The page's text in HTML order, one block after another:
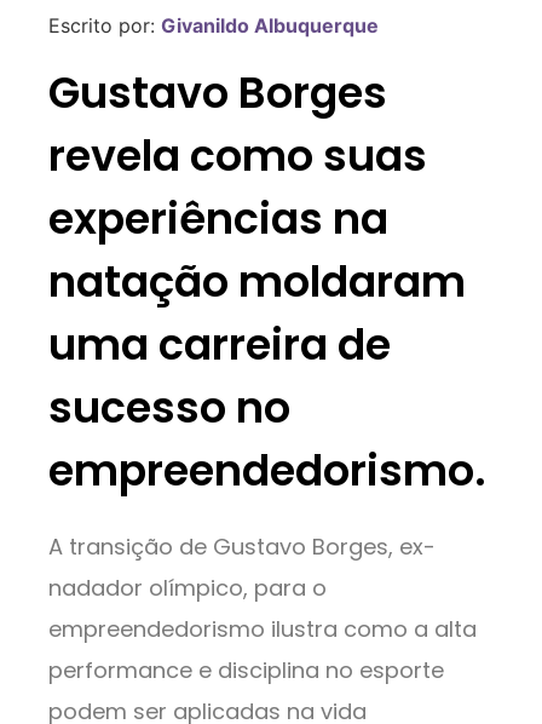
Escrito por: Givanildo Albuquerque
Gustavo Borges
revela como suas
experiências na
natação moldaram
uma carreira de
sucesso no
empreendedorismo.
A transição de Gustavo Borges, ex-
nadador olímpico, para o
empreendedorismo ilustra como a alta
performance e disciplina no esporte
podem ser aplicadas na vida